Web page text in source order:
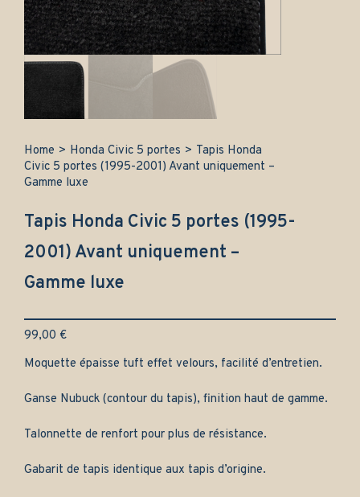
Home > Honda Civic 5 portes > Tapis Honda
Civic 5 portes (1995-2001) Avant uniquement –
Gamme luxe
Tapis Honda Civic 5 portes (1995-
2001) Avant uniquement –
Gamme luxe
99,00 €
Moquette épaisse tuft effet velours, facilité d’entretien.
Ganse Nubuck (contour du tapis), finition haut de gamme.
Talonnette de renfort pour plus de résistance.
Gabarit de tapis identique aux tapis d’origine.